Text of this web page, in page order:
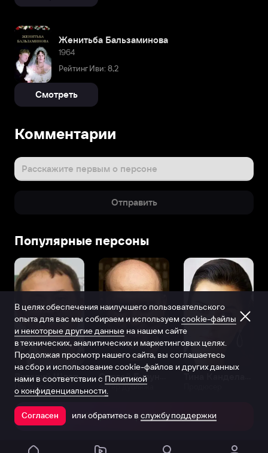
Женитьба Бальзаминова
1964
Рейтинг Иви: 8,2
Смотреть
Комментарии
Расскажите первым о персоне
Отправить
Популярные персоны
Виталий Шляппо
Продюсер Актёр дубляжа
Открыть в приложении
В целях обеспечения наилучшего пользовательского
опыта для вас мы собираем и используем cookie-файлы
и некоторые другие данные на нашем сайте
в технических, аналитических и маркетинговых целях.
Продолжая просмотр нашего сайта, вы соглашаетесь
на сбор и использование cookie-файлов и других данных
нами в соответствии с Политикой
о конфиденциальности.
Согласен или обратитесь в службу поддержки